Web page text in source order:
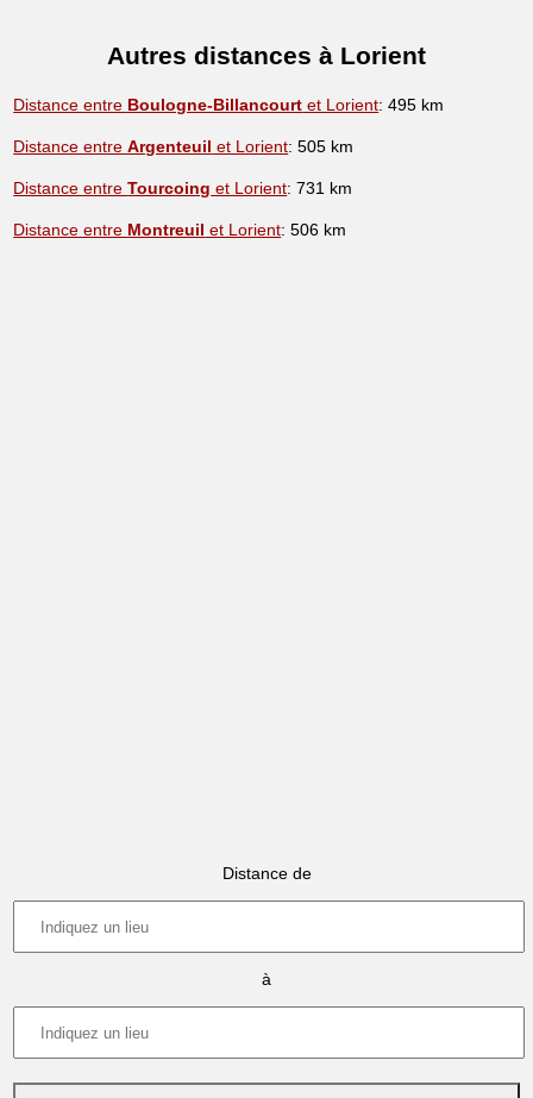
Autres distances à Lorient
Distance entre Boulogne-Billancourt et Lorient: 495 km
Distance entreArgenteuil et Lorient: 505 km
Distance entreTourcoing et Lorient: 731 km
Distance entre Montreuil et Lorient: 506 km
Distance de
à